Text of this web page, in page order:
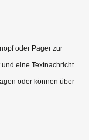
oder Pager zur
eine Textnachricht
oder können über